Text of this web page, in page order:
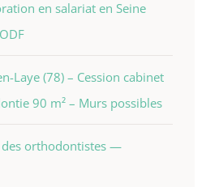
en salariat en Seine
Laye (78) – Cession cabinet
90 m² – Murs possibles
des orthodontistes —